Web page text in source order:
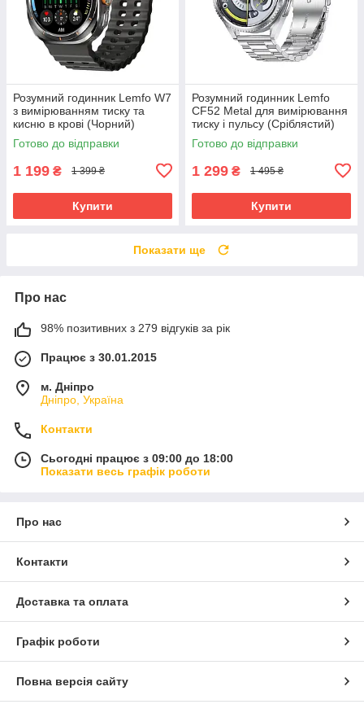
Розумний годинник Lemfo W7
з вимірюванням тиску та
кисню в крові (Чорний)
Готово до відправки
1 199 ₴ 1 399 ₴
Купити
Розумний годинник Lemfo
CF52 Metal для вимірювання
тиску і пульсу (Сріблястий)
Готово до відправки
1 299 ₴ 1 495 ₴
Купити
Показати ще
Про нас
98% позитивних з 279 відгуків за рік
Працює з 30.01.2015
м. Дніпро
Дніпро, Україна
Контакти
Сьогодні працює з 09:00 до 18:00
Показати весь графік роботи
Про нас
Контакти
Доставка та оплата
Графік роботи
Повна версія сайту